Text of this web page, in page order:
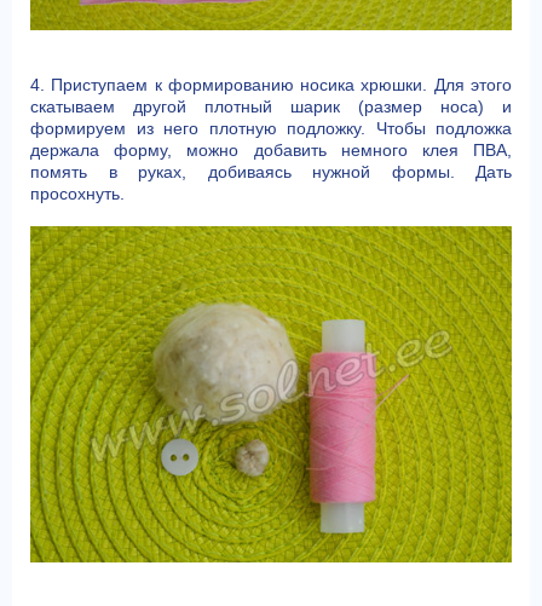
4. Приступаем к формированию носика хрюшки. Для этого
скатываем другой плотный шарик (размер носа) и
формируем из него плотную подложку. Чтобы подложка
держала форму, можно добавить немного клея ПВА,
помять в руках, добиваясь нужной формы. Дать
просохнуть.